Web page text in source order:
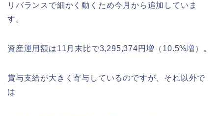
リバランスで細かく動くため今月から追加していま
す。
資産運用額は11月末比で3,295,374円増（10.5%増）。
賞与支給が大きく寄与しているのですが、それ以外で
は